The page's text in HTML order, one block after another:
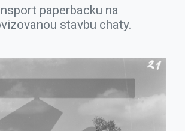
paperbacku na
stavbu chaty.